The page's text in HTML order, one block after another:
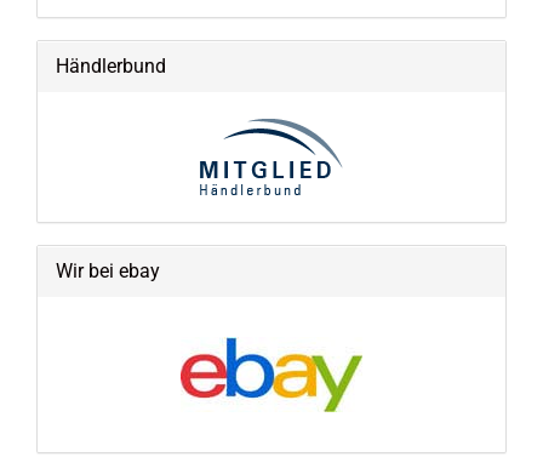
Händlerbund
Wir bei ebay